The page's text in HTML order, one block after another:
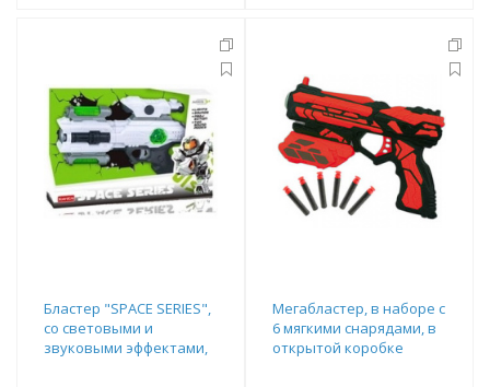
Бластер "SPACE SERIES",
со световыми и
звуковыми эффектами,
Мегабластер, в наборе с
6 мягкими снарядами, в
открытой коробке